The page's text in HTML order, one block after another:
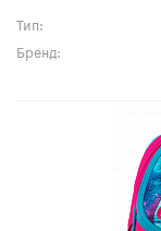
Тип:
Бренд: